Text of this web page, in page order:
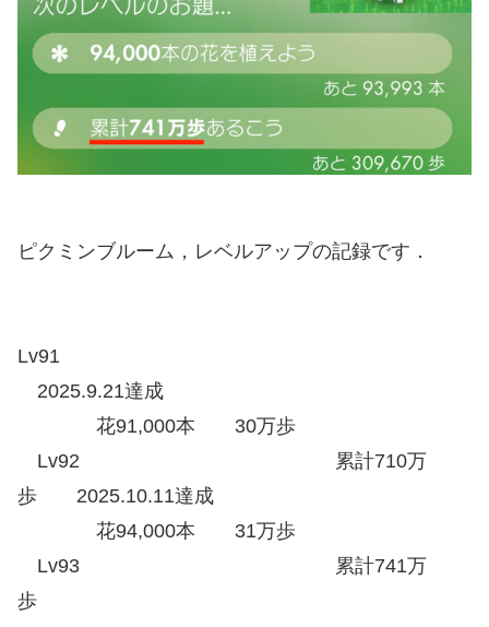
ピクミンブルーム，レベルアップの記録です．
Lv91
2025.9.21達成
花91,000本 30万歩
Lv92 累計710万
歩 2025.10.11達成
花94,000本 31万歩
Lv93 累計741万
歩